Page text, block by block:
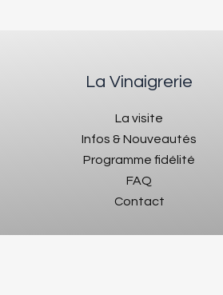
La Vinaigrerie
La visite
Infos & Nouveautés
Programme fidélité
FAQ
Contact